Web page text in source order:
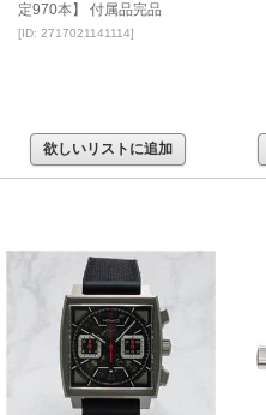
定970本】 付属品完品
[ID: 2717021141114]
欲しいリストに追加